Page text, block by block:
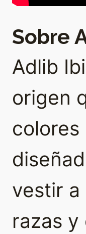
Sobre
Adlib
origen
colores
vestir a
razas